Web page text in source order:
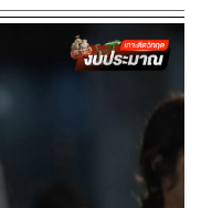
ระแสข่าววว่า
ะมาณ ปี 2569 โดย​
เพิ่งได้รับร่าง
จารณาของ สว. ต่าง
ของ สว. จะแบ่งออก